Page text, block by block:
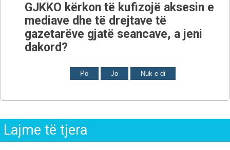
GJKKO kërkon të kufizojë aksesin e
mediave dhe të drejtave të
gazetarëve gjatë seancave, a jeni
dakord?
Po Jo Nuk e di
Lajme të tjera